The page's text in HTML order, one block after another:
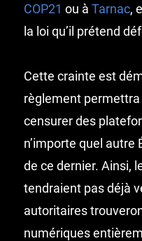
COP21 ou à Tarnac,
la loi qu’il prétend
Cette crainte est
règlement
censurer des
n’importe quel autre
de ce dernier. Ainsi,
tendraient pas déjà
autoritaires
numériques